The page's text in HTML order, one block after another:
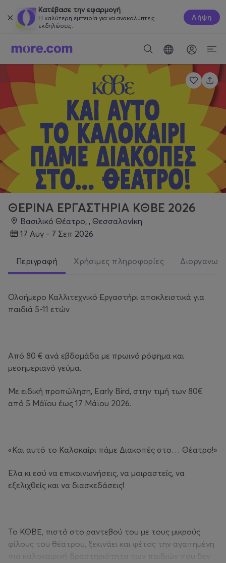
Κατέβασε την εφαρμογή
Η καλύτερη εμπειρία για να ανακαλύπτεις
εκδηλώσεις.
Λήψη
ΘΕΡΙΝΑ ΕΡΓΑΣΤΗΡΙΑ ΚΘΒΕ 2026
Βασιλικό Θέατρο, , Θεσσαλονίκη
17 Αυγ - 7 Σεπ 2026
Περιγραφή Χρήσιμες πληροφορίες
Ολοήμερο Καλλιτεχνικό Εργαστήρι αποκλειστικά για
παιδιά 5-11 ετών
Από 80 € ανά εβδομάδα με πρωινό ρόφημα και
μεσημεριανό γεύμα.
Με ειδική προπώληση, Early Bird, στην τιμή των 80€
από 5 Μάϊου έως 17 Μάϊου 2026.
«Και αυτό το Καλοκαίρι πάμε Διακοπές στο… Θέατρο!»
Έλα κι εσύ να επικοινωνήσεις, να μοιραστείς, να
εξελιχθείς και να διασκεδάσεις!
Το ΚΘΒΕ, πιστό στο ραντεβού του με τους μικρούς
φίλους του θέατρου, ξεκινάει και φέτος την αγαπημένη
πια καλοκαιρινή δραστηριότητα των παιδιών που δεν